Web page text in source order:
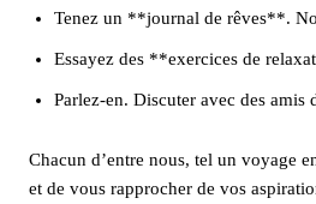
Tenez un **journal de rêves**.
Essayez des **exercices de
Parlez-en. Discuter avec des
Chacun d’entre nous, tel un voyage
et de vous rapprocher de vos